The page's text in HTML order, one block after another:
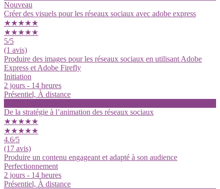
Nouveau
Créer des visuels pour les réseaux sociaux avec adobe express
★★★★★
★★★★★
5/5
(1 avis)
Produire des images pour les réseaux sociaux en utilisant Adobe
Express et Adobe Firefly
Initiation
2 jours - 14 heures
Présentiel, À distance
De la stratégie à l’animation des réseaux sociaux
★★★★★
★★★★★
4.6/5
(17 avis)
Produire un contenu engageant et adapté à son audience
Perfectionnement
2 jours - 14 heures
Présentiel, À distance